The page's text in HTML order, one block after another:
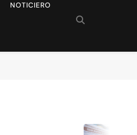
NOTICIERO
Agosto 6, 2026